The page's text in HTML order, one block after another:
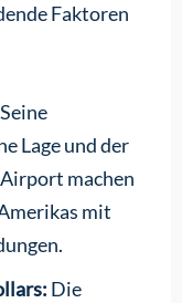
Faktoren
Seine
Lage und der
machen
mit
Die